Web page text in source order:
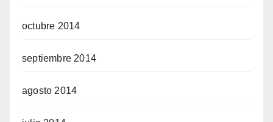
octubre 2014
septiembre 2014
agosto 2014